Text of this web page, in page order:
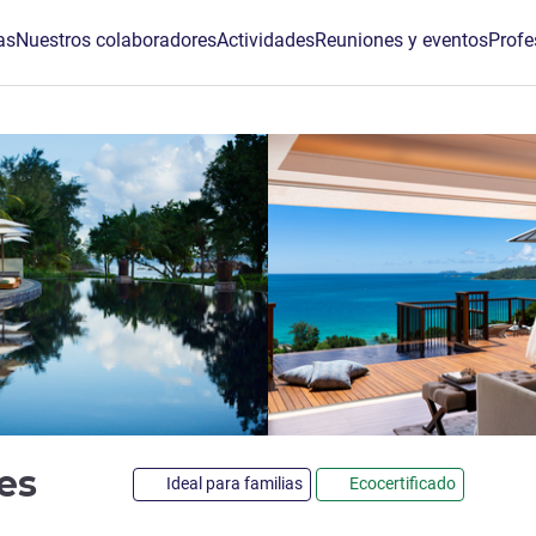
Nuestros colaboradoresActividadesReuniones y eventos
5 estrellasIdeal para familias Ecocertificado
ALL)